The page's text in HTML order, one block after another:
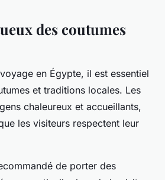
des coutumes
en Égypte, il est essentiel
et traditions locales. Les
chaleureux et accueillants,
les visiteurs respectent leur
de porter des